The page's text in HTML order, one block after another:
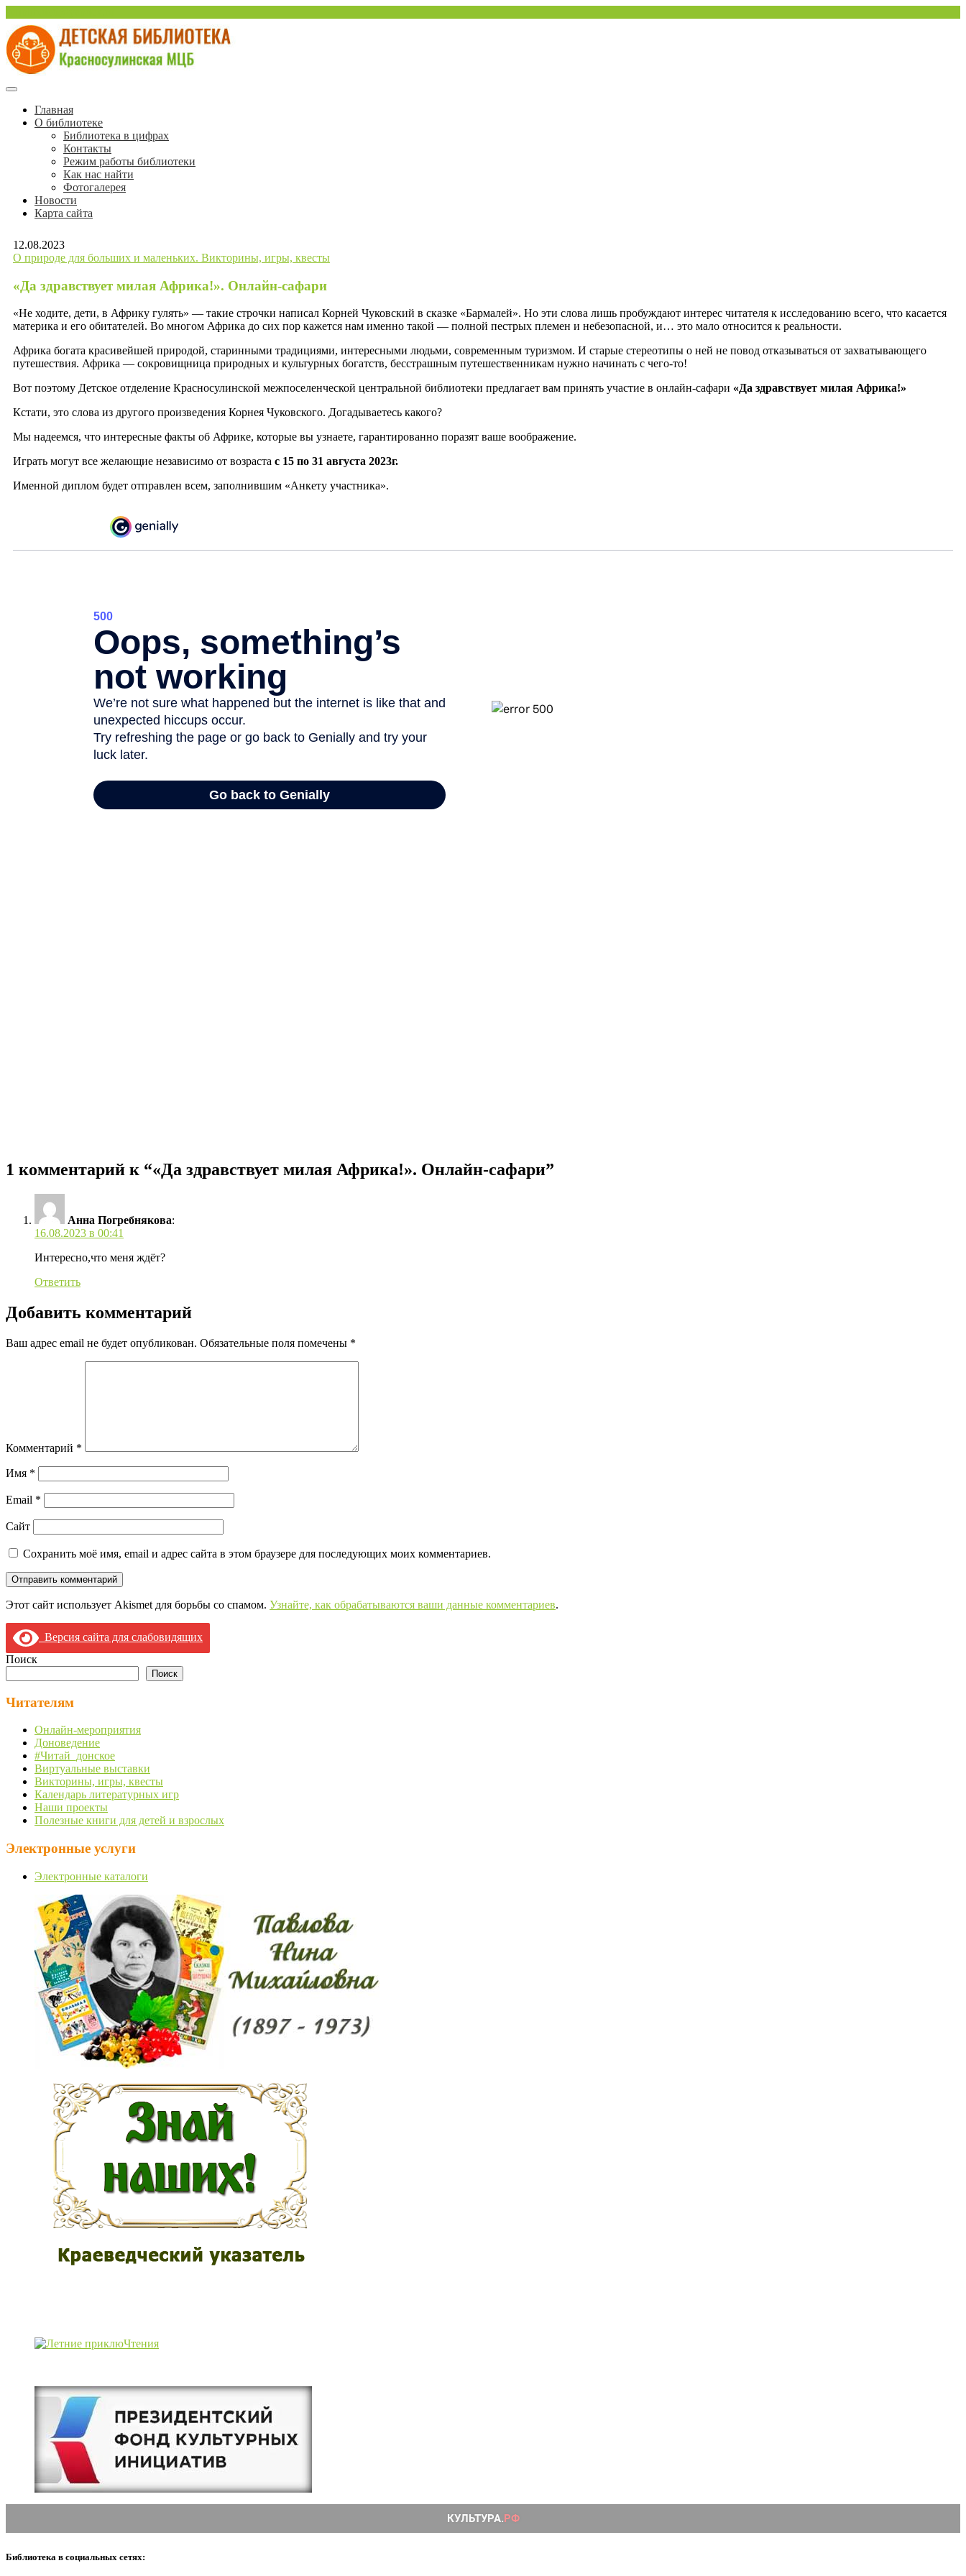
содержимому
Детская библиотека Красносулинской МЦБ
Красносулинская Детская библиотека
Главная
О библиотеке
Библиотека в цифрах
Контакты
Режим работы библиотеки
Как нас найти
Фотогалерея
Новости
Карта сайта
12.08.2023
О природе для больших и маленьких. Викторины, игры, квесты
«Да здравствует милая Африка!». Онлайн-сафари
«Не ходите, дети, в Африку гулять» — такие строчки написал Корней Чуковский в сказке «Бармалей». Но эти слова лишь пробуждают интерес читателя к исследованию всего, что касается
материка и его обитателей. Во многом Африка до сих пор кажется нам именно такой — полной пестрых племен и небезопасной, и… это мало относится к реальности.
Африка богата красивейшей природой, старинными традициями, интересными людьми, современным туризмом. И старые стереотипы о ней не повод отказываться от захватывающего
путешествия. Африка — сокровищница природных и культурных богатств, бесстрашным путешественникам нужно начинать с чего-то!
Вот поэтому Детское отделение Красносулинской межпоселенческой центральной библиотеки предлагает вам принять участие в онлайн-сафари «Да здравствует милая Африка!»
Кстати, это слова из другого произведения Корнея Чуковского. Догадываетесь какого?
Мы надеемся, что интересные факты об Африке, которые вы узнаете, гарантированно поразят ваше воображение.
Играть могут все желающие независимо от возраста с 15 по 31 августа 2023г.
Именной диплом будет отправлен всем, заполнившим «Анкету участника».
1 комментарий к “«Да здравствует милая Африка!». Онлайн-сафари”
Анна Погребнякова:
16.08.2023 в 00:41
Интересно,что меня ждёт?
Ответить
Добавить комментарий
Ваш адрес email не будет опубликован. Обязательные поля помечены *
Комментарий *
Имя *
Email *
Сайт
Сохранить моё имя, email и адрес сайта в этом браузере для последующих моих комментариев.
Этот сайт использует Akismet для борьбы со спамом. Узнайте, как обрабатываются ваши данные комментариев.
Версия сайта для слабовидящих
Поиск
Поиск
Читателям
Онлайн-мероприятия
Доноведение
#Читай_донское
Виртуальные выставки
Викторины, игры, квесты
Календарь литературных игр
Наши проекты
Полезные книги для детей и взрослых
Электронные услуги
Электронные каталоги
Библиотека в социальных сетях: